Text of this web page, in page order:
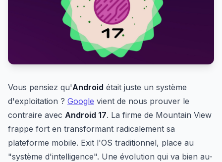
Vous pensiez qu'Android était juste un système
d'exploitation ? Google vient de nous prouver le
contraire avec Android 17. La firme de Mountain View
frappe fort en transformant radicalement sa
plateforme mobile. Exit l'OS traditionnel, place au
"système d'intelligence". Une évolution qui va bien au-